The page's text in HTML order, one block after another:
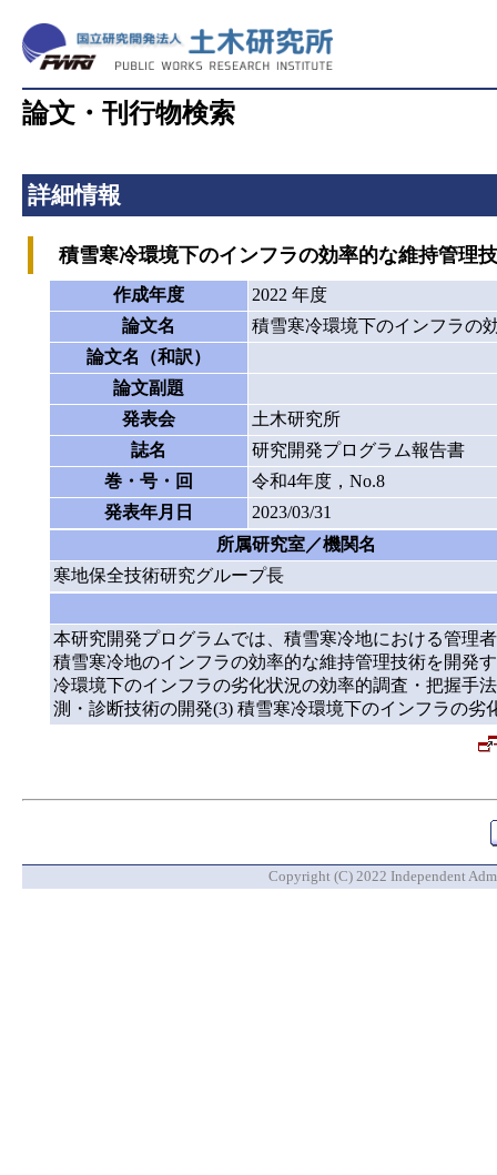
論文・刊行物検索
詳細情報
積雪寒冷環境下のインフラの効率的な維持管理
作成年度
2022 年度
論文名
積雪寒冷環境下のインフラの
論文名（和訳）
論文副題
発表会
土木研究所
誌名
研究開発プログラム報告書
巻・号・回
令和4年度，No.8
発表年月日
2023/03/31
所属研究室／機関名
寒地保全技術研究グループ長
本研究開発プログラムでは、積雪寒冷地における管理
積雪寒冷地のインフラの効率的な維持管理技術を開発
冷環境下のインフラの劣化状況の効率的調査・把握手
測・診断技術の開発(3) 積雪寒冷環境下のインフラの
Copyright (C) 2022 Independent